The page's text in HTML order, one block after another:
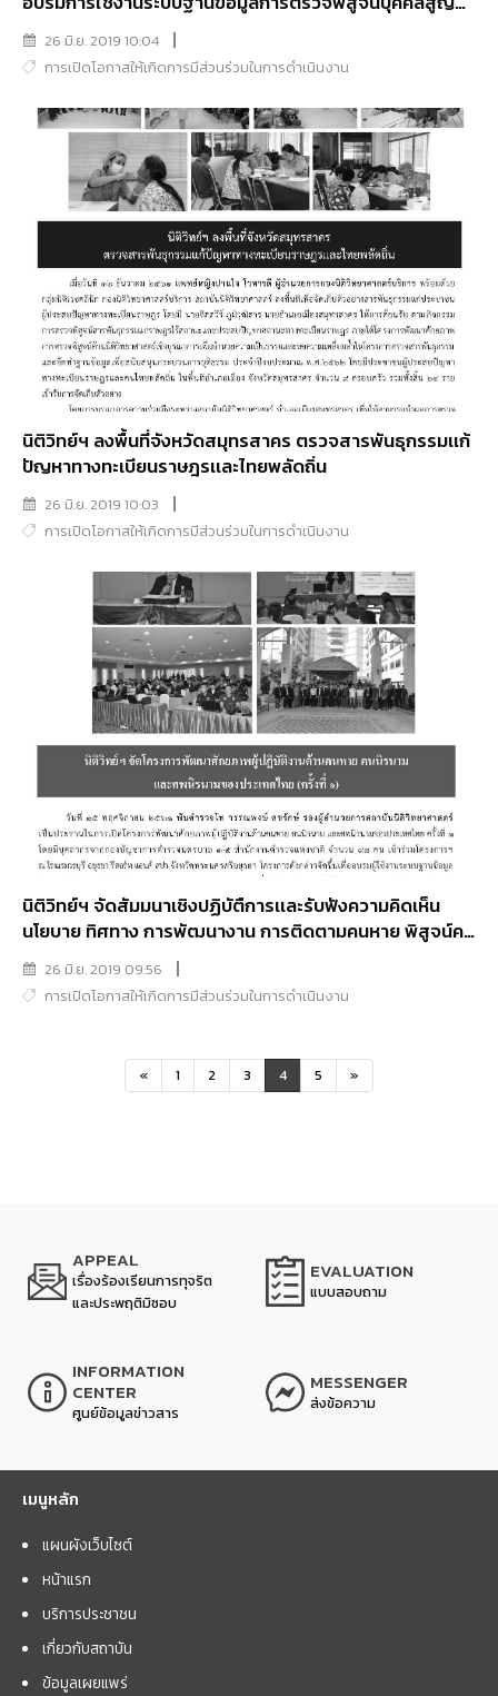
หายเเละศพนิรนาม
26 มิ.ย. 2019 10:04
การเปิดโอกาสให้เกิดการมีส่วนร่วมในการดำเนินงาน
นิติวิทย์ฯ ลงพื้นที่จังหวัดสมุทรสาคร ตรวจสารพันธุกรรมเเก้
ปัญหาทางทะเบียนราษฎรเเละไทยพลัดถิ่น
26 มิ.ย. 2019 10:03
การเปิดโอกาสให้เกิดการมีส่วนร่วมในการดำเนินงาน
นิติวิทย์ฯ จัดสัมมนาเชิงปฏิบัตืการเเละรับฟังความคิดเห็น
นโยบาย ทิศทาง การพัฒนางาน การติดตามคนหาย พิสูจน์คน
นิรนามเเละศพนิรนาม ครั้งที่ 1 (กิจกรรมที่ 3)
26 มิ.ย. 2019 09:56
การเปิดโอกาสให้เกิดการมีส่วนร่วมในการดำเนินงาน
« 1 2 3 4 5 »
APPEAL
เรื่องร้องเรียนการทุจริต
และประพฤติมิชอบ
EVALUATION
แบบสอบถาม
INFORMATION
CENTER
ศูนย์ข้อมูลข่าวสาร
MESSENGER
ส่งข้อความ
เมนูหลัก
แผนผังเว็บไซต์
หน้าแรก
บริการประชาชน
เกี่ยวกับสถาบัน
ข้อมูลเผยแพร่